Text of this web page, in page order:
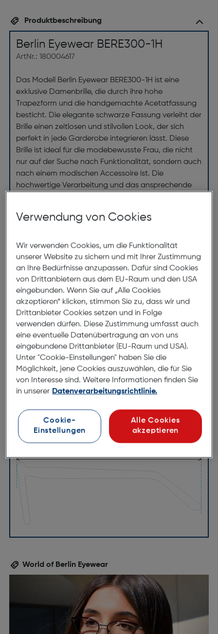
Produktbeschreibung
Berlin Eyewear BERE300-1H
ArtNr.: 180004617
Das Modell Berlin Eyewear BERE300-1H ist eine
exklusive Damenbrille, die durch ihre hohe
Trapezform und die handgemachte Acetatfassung
besticht. Die elegante schwarze Fassung verleiht der
Brille einen zeitlosen und stilvollen Look, der sich
perfekt in jede Garderobe integrieren lässt. Diese
Brille ist ideal für die modebewusste Frau, die nicht
nur auf der Suche nach Funktionalität, sondern auch
nach einem modischen Accessoire ist. Die
hochwertige Verarbeitung und das ansprechende
Abmessungen
Brillenbreite:137mm
Steg:16mm
Glasbreite:53mm
Bügellänge:40mm
(individuell ausrichtbar)
137mm
16mm
World of Berlin Eyewear
Verwendung von Cookies
Wir verwenden Cookies, um die Funktionalität
unserer Website zu sichern und mit Ihrer Zustimmung
an Ihre Bedürfnisse anzupassen. Dafür sind Cookies
von Drittanbietern aus dem EU-Raum und den USA
eingebunden. Wenn Sie auf „Alle Cookies
akzeptieren“ klicken, stimmen Sie zu, dass wir und
Drittanbieter Cookies setzen und in Folge
verwenden dürfen. Diese Zustimmung umfasst auch
eine eventuelle Datenübertragung an von uns
eingebundene Drittanbieter (EU-Raum und USA).
Unter "Cookie-Einstellungen" haben Sie die
Möglichkeit, jene Cookies auszuwählen, die für Sie
von Interesse sind. Weitere Informationen finden Sie
in unserer Datenverarbeitungsrichtlinie.
Cookie-
Einstellungen
Alle Cookies
akzeptieren